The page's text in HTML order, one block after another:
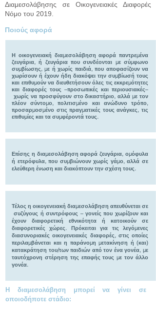
Διαμεσολάβησης σε Οικογενειακές Διαφορές
Νόμο του 2019.
Ποιούς αφορά
Η οικογενειακή διαμεσολάβηση αφορά παντρεμένα
ζευγάρια, ή ζευγάρια που συνδέονται με σύμφωνο
συμβίωσης, με ή χωρίς παιδιά, που αποφασίζουν να
χωρίσουν ή έχουν ήδη διακόψει την συμβίωσή τους
και επιθυμούν να διευθετήσουν όλες τις εκκρεμότητες
και διαφορές τους –προσωπικές και περιουσιακές–
χωρίς να προσφύγουν στο δικαστήριο, αλλά με τον
πλέον σύντομο, πολιτισμένο και ανώδυνο τρόπο,
προσαρμοσμένο στις πραγματικές τους ανάγκες, τις
επιθυμίες και τα συμφέροντά τους.
Επίσης η διαμεσολάβηση αφορά ζευγάρια, ομόφυλα
ή ετερόφυλα, που συμβιώνουν χωρίς γάμο, αλλά σε
ελεύθερη ένωση και διακόπτουν την σχέση τους.
Τέλος η οικογενειακή διαμεσολάβηση απευθύνεται σε
συζύγους ή συντρόφους – γονείς που χωρίζουν και
έχουν διαφορετική εθνικότητα ή κατοικούν σε
διαφορετικές χώρες. Πρόκειται για τις λεγόμενες
διασυνοριακές οικογενειακές διαφορές, στις οποίες
περιλαμβάνεται και η παράνομη μετακίνηση ή (και)
κατακράτηση του/των παιδιών από τον ένα γονέα, με
ταυτόχρονη στέρηση της επαφής τους με τον άλλο
γονέα.
Η διαμεσολάβηση μπορεί να γίνει σε
οποιοδήποτε στάδιο: